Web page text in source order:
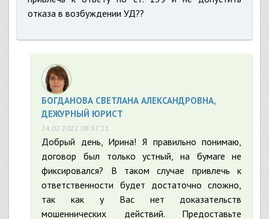
отказа в возбуждении УД??
БОГДАНОВА СВЕТЛАНА АЛЕКСАНДРОВНА,
ДЕЖУРНЫЙ ЮРИСТ
24.02.2022 08:37:21
Добрый день, Ирина! Я правильно понимаю,
договор был только устный, на бумаге не
фиксировался? В таком случае привлечь к
ответственности будет достаточно сложно,
так как у Вас нет доказательств
мошеннических действий. Предоставьте